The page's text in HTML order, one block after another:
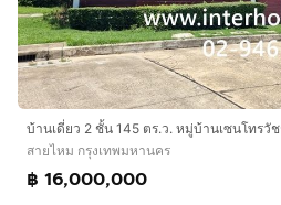
สายไหม กรุงเทพมหานคร
฿ 16,000,000